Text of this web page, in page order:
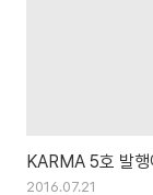
KARMA 5호 발행
2016.07.21